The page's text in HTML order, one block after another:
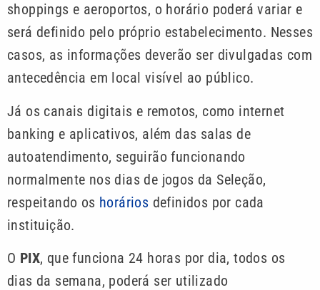
shoppings e aeroportos, o horário poderá variar e
será definido pelo próprio estabelecimento. Nesses
casos, as informações deverão ser divulgadas com
antecedência em local visível ao público.
Já os canais digitais e remotos, como internet
banking e aplicativos, além das salas de
autoatendimento, seguirão funcionando
normalmente nos dias de jogos da Seleção,
respeitando os horários definidos por cada
instituição.
O PIX, que funciona 24 horas por dia, todos os
dias da semana, poderá ser utilizado